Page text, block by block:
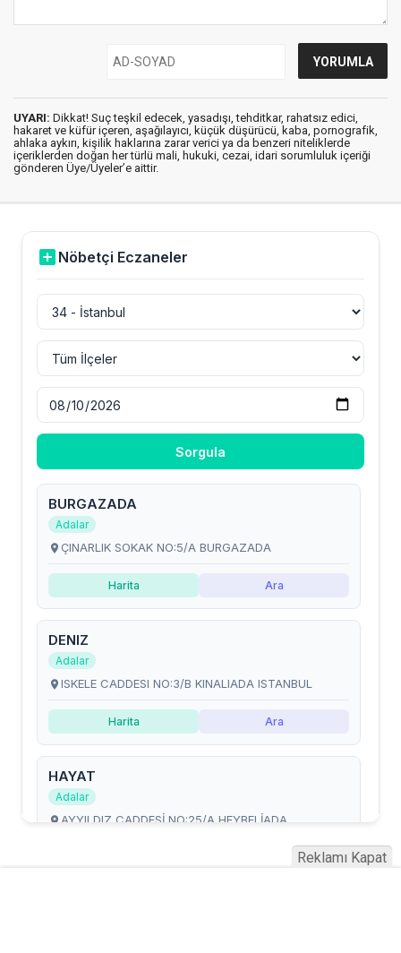
UYARI: Dikkat! Suç teşkil edecek, yasadışı, tehditkar, rahatsız edici,
hakaret ve küfür içeren, aşağılayıcı, küçük düşürücü, kaba, pornografik,
ahlaka aykırı, kişilik haklarına zarar verici ya da benzeri niteliklerde
içeriklerden doğan her türlü mali, hukuki, cezai, idari sorumluluk içeriği
gönderen Üye/Üyeler’e aittir.
Reklamı Kapat